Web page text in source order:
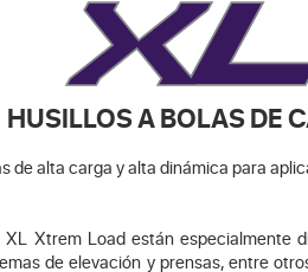
HUSILLOS A BOLAS DE
de alta carga y alta dinámica para
Xtrem Load están especialmente
de elevación y prensas, entre